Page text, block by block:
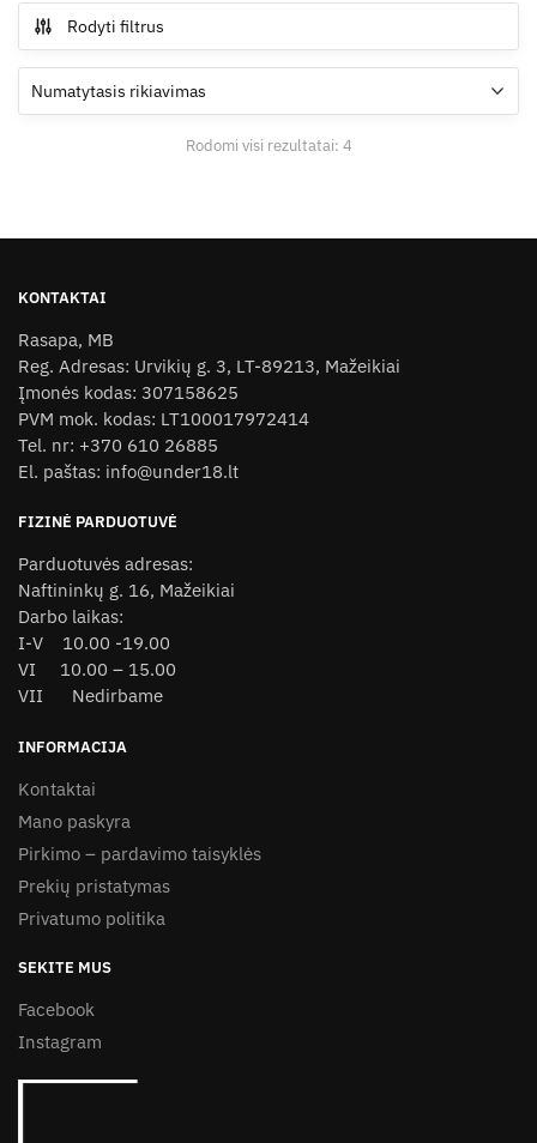
multiple
variants.
The
options
page
options
chosen
Rodyti filtrus
Rodomi visi rezultatai: 4
KONTAKTAI
Rasapa, MB
Reg. Adresas: Urvikių g. 3, LT-89213, Mažeikiai
Įmonės kodas: 307158625
PVM mok. kodas: LT100017972414
Tel. nr: +370 610 26885
El. paštas: info@under18.lt
FIZINĖ PARDUOTUVĖ
Parduotuvės adresas:
Naftininkų g. 16, Mažeikiai
Darbo laikas:
I-V 10.00 -19.00
VI 10.00 – 15.00
VII Nedirbame
INFORMACIJA
Kontaktai
Mano paskyra
Pirkimo – pardavimo taisyklės
Prekių pristatymas
Privatumo politika
SEKITE MUS
Facebook
Instagram